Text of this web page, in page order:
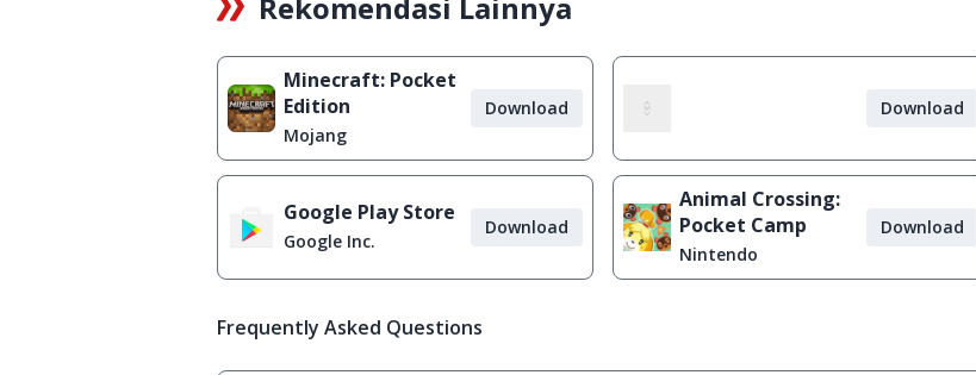
Minecraft: Pocket
Edition
Mojang
Download Download
Google Play Store
Google Inc.
Download
Animal Crossing:
Pocket Camp
Nintendo
Download
Frequently Asked Questions